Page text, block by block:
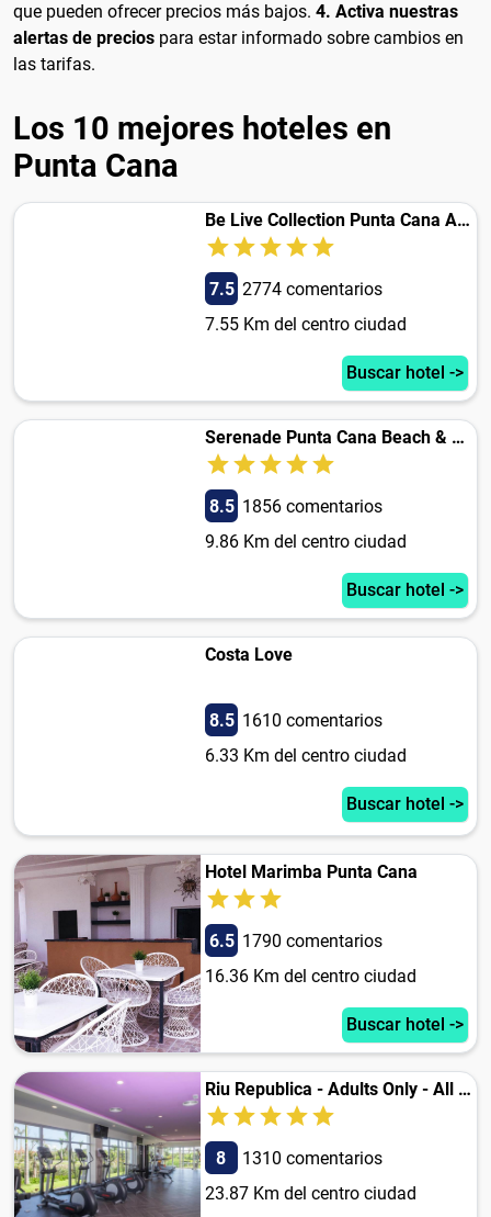
que pueden ofrecer precios más bajos. 4. Activa nuestras
alertas de precios para estar informado sobre cambios en
las tarifas.
Los 10 mejores hoteles en
Punta Cana
Be Live Collection Punta Cana Adults Only
7.5 2774 comentarios
7.55 Km del centro ciudad
Buscar hotel ->
Serenade Punta Cana Beach & Spa Resort
8.5 1856 comentarios
9.86 Km del centro ciudad
Buscar hotel ->
Costa Love
8.5 1610 comentarios
6.33 Km del centro ciudad
Buscar hotel ->
Hotel Marimba Punta Cana
6.5 1790 comentarios
16.36 Km del centro ciudad
Buscar hotel ->
Riu Republica - Adults Only - All Inclusive
8
1310 comentarios
23.87 Km del centro ciudad